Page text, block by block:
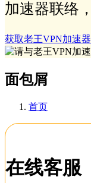
加速器联络
获取老王VPN加速器
面包屑
首页
在线客服